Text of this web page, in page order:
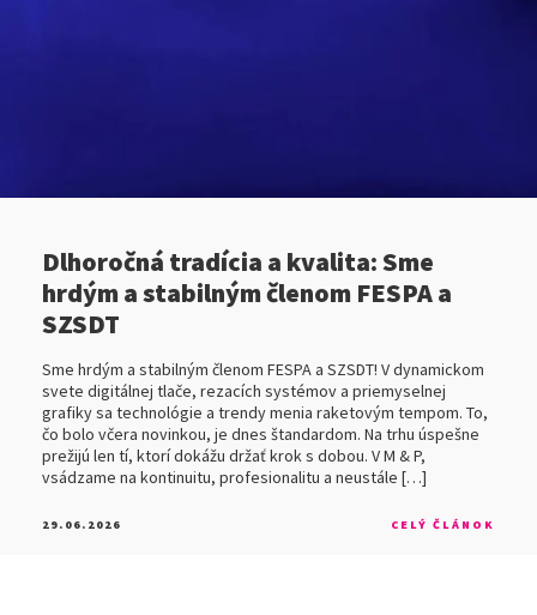
Dlhoročná tradícia a kvalita: Sme
hrdým a stabilným členom FESPA a
SZSDT
Sme hrdým a stabilným členom FESPA a SZSDT! V dynamickom
svete digitálnej tlače, rezacích systémov a priemyselnej
grafiky sa technológie a trendy menia raketovým tempom. To,
čo bolo včera novinkou, je dnes štandardom. Na trhu úspešne
prežijú len tí, ktorí dokážu držať krok s dobou. V M & P,
vsádzame na kontinuitu, profesionalitu a neustále […]
29.06.2026 CELÝ ČLÁNOK